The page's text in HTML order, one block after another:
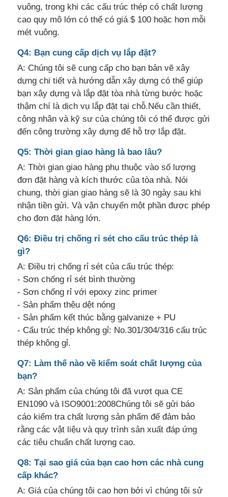
vuông, trong khi các cấu trúc thép có chất lượng
cao quy mô lớn có thể có giá $ 100 hoặc hơn mỗi
mét vuông.
Q4: Bạn cung cấp dịch vụ lắp đặt?
A: Chúng tôi sẽ cung cấp cho bạn bản vẽ xây
dựng chi tiết và hướng dẫn xây dựng có thể giúp
bạn xây dựng và lắp đặt tòa nhà từng bước hoặc
thậm chí là dịch vụ lắp đặt tại chỗ.Nếu cần thiết,
công nhân và kỹ sư của chúng tôi có thể được gửi
đến công trường xây dựng để hỗ trợ lắp đặt.
Q5: Thời gian giao hàng là bao lâu?
A: Thời gian giao hàng phụ thuộc vào số lượng
đơn đặt hàng và kích thước của tòa nhà. Nói
chung, thời gian giao hàng sẽ là 30 ngày sau khi
nhận tiền gửi. Và vận chuyển một phần được phép
cho đơn đặt hàng lớn.
Q6: Điều trị chống rỉ sét cho cấu trúc thép là
gì?
A: Điều trị chống rỉ sét của cấu trúc thép:
- Sơn chống rỉ sét bình thường
- Sơn chống rỉ với epoxy zinc primer
- Sản phẩm thêu dệt nóng
- Sản phẩm kết thúc bằng galvanize + PU
- Cấu trúc thép không gỉ: No.301/304/316 cấu trúc
thép không gỉ.
Q7: Làm thế nào về kiểm soát chất lượng của
bạn?
A: Sản phẩm của chúng tôi đã vượt qua CE
EN1090 và ISO9001:2008Chúng tôi sẽ gửi báo
cáo kiểm tra chất lượng sản phẩm để đảm bảo
rằng các vật liệu và quy trình sản xuất đáp ứng
các tiêu chuẩn chất lượng cao.
Q8: Tại sao giá của bạn cao hơn các nhà cung
cấp khác?
A: Giá của chúng tôi cao hơn bởi vì chúng tôi sử